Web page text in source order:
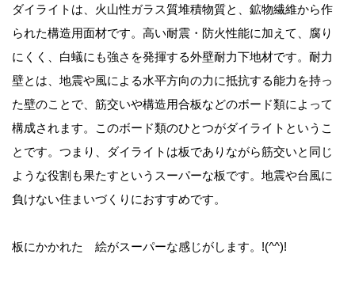
ダイライトは、火山性ガラス質堆積物質と、鉱物繊維から作
られた構造用面材です。高い耐震・防火性能に加えて、腐り
にくく、白蟻にも強さを発揮する外壁耐力下地材です。耐力
壁とは、地震や風による水平方向の力に抵抗する能力を持っ
た壁のことで、筋交いや構造用合板などのボード類によって
構成されます。このボード類のひとつがダイライトというこ
とです。つまり、ダイライトは板でありながら筋交いと同じ
ような役割も果たすというスーパーな板です。地震や台風に
負けない住まいづくりにおすすめです。
板にかかれた 絵がスーパーな感じがします。!(^^)!